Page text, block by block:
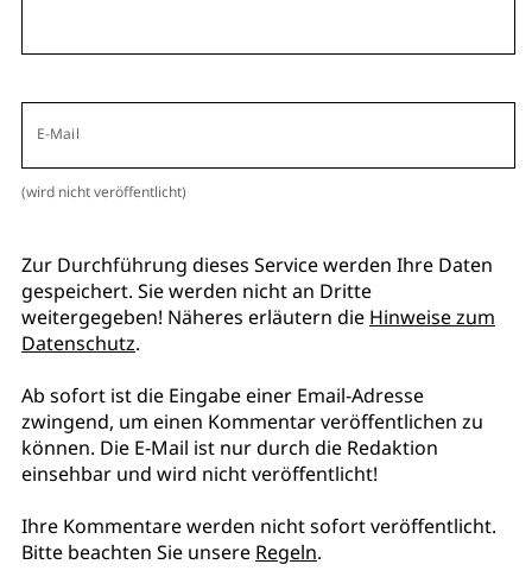
E-Mail
(wird nicht veröffentlicht)
Zur Durchführung dieses Service werden Ihre Daten
gespeichert. Sie werden nicht an Dritte
weitergegeben! Näheres erläutern die Hinweise zum
Datenschutz.
Ab sofort ist die Eingabe einer Email-Adresse
zwingend, um einen Kommentar veröffentlichen zu
können. Die E-Mail ist nur durch die Redaktion
einsehbar und wird nicht veröffentlicht!
Ihre Kommentare werden nicht sofort veröffentlicht.
Bitte beachten Sie unsere Regeln.